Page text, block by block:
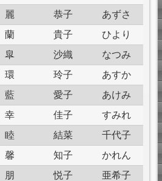
麗 恭子
あずさ
蘭 貴子
ひより
皐 沙織
なつみ
環 玲子
あすか
藍 愛子
あけみ
幸 佳子
すみれ
睦 結菜
千代子
馨 知子
かれん
朋 悦子
亜希子